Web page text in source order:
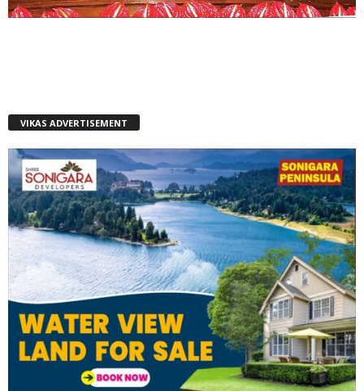
VIKAS ADVERTISEMENT